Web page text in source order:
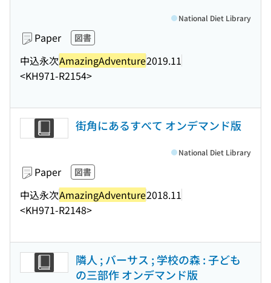
Paper 図書
中込永次AmazingAdventure2019.11
<KH971-R2154>
National Diet Library
街角にあるすべて オンデマンド版
Paper 図書
中込永次AmazingAdventure2018.11
<KH971-R2148>
National Diet Library
隣人 ; バーサス ; 学校の森 : 子ども
の三部作 オンデマンド版